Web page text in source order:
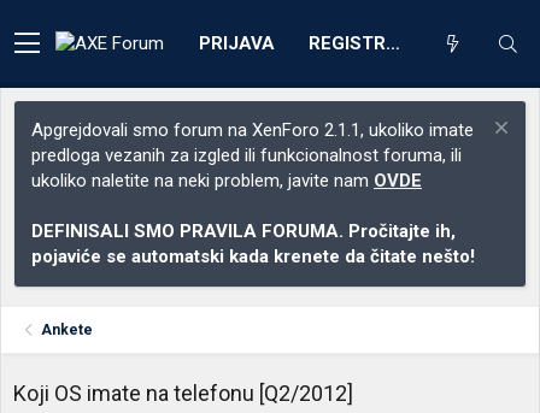
PRIJAVA REGISTRACIJA
Apgrejdovali smo forum na XenForo 2.1.1, ukoliko imate
predloga vezanih za izgled ili funkcionalnost foruma, ili
ukoliko naletite na neki problem, javite nam OVDE
DEFINISALI SMO PRAVILA FORUMA. Pročitajte ih,
pojaviće se automatski kada krenete da čitate nešto!
Ankete
Koji OS imate na telefonu [Q2/2012]